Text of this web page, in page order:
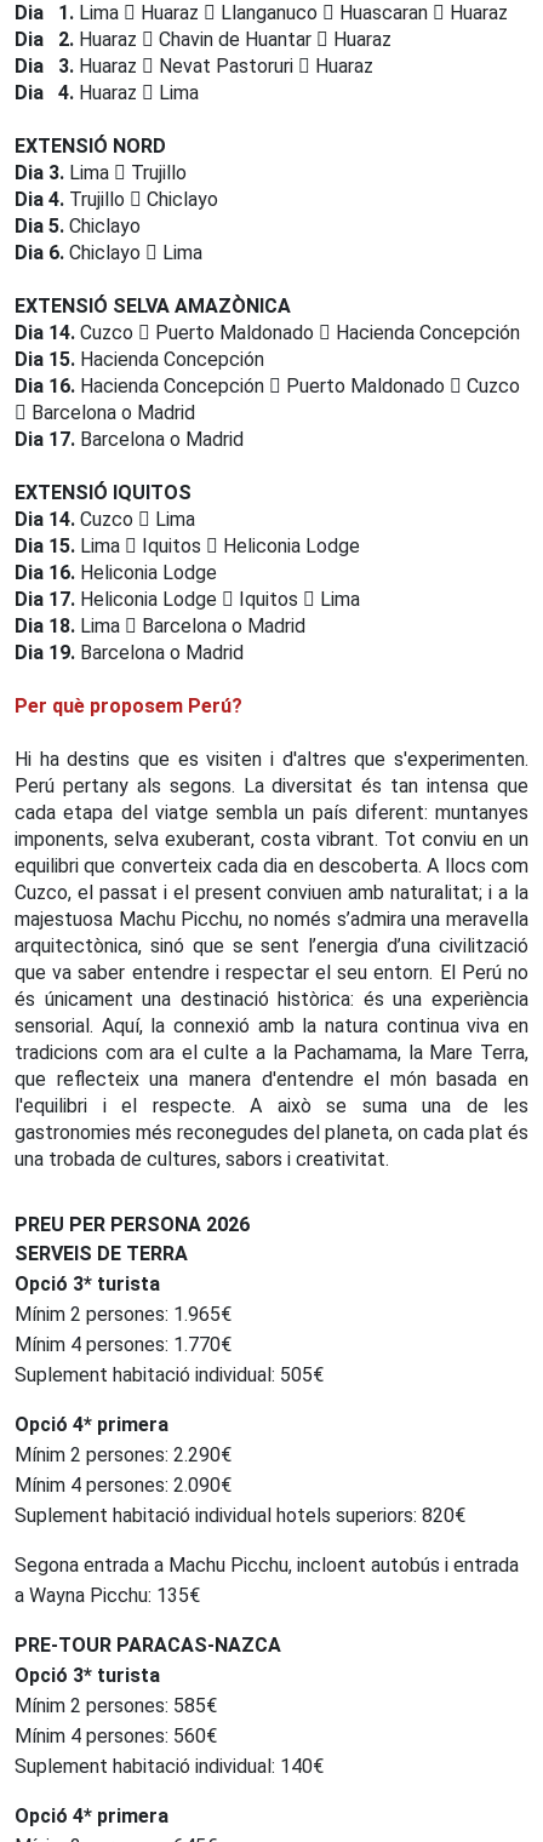
Dia 1. Lima Huaraz Llanganuco Huascaran
Huaraz
Dia 2. Huaraz Chavin de Huantar
Huaraz
Dia 3. Huaraz Nevat Pastoruri
Huaraz
Dia 4. Huaraz Lima
EXTENSIÓ NORD
Dia 3. Lima
Trujillo
Dia 4. Trujillo
Chiclayo
Dia 5. Chiclayo
Dia 6. Chiclayo Lima
EXTENSIÓ SELVA AMAZÒNICA
Dia 14. Cuzco Puerto Maldonado
Hacienda Concepción
Dia 15. Hacienda Concepción
Dia 16. Hacienda Concepción Puerto Maldonado
Cuzco
Barcelona o Madrid
Dia 17. Barcelona o Madrid
EXTENSIÓ IQUITOS
Dia 14. Cuzco
Lima
Dia 15. Lima Iquitos
Heliconia Lodge
Dia 16. Heliconia Lodge
Dia 17. Heliconia Lodge Iquitos
Lima
Dia 18. Lima
Barcelona o Madrid
Dia 19. Barcelona o Madrid
Per què proposem Perú?
Hi ha destins que es visiten i d'altres que s'experimenten.
Perú pertany als segons. La diversitat és tan intensa que
cada etapa del viatge sembla un país diferent: muntanyes
imponents, selva exuberant, costa vibrant. Tot conviu en un
equilibri que converteix cada dia en descoberta. A llocs com
Cuzco, el passat i el present conviuen amb naturalitat; i a la
majestuosa Machu Picchu, no només s’admira una meravella
arquitectònica, sinó que se sent l’energia d’una civilització
que va saber entendre i respectar el seu entorn. El Perú no
és únicament una destinació històrica: és una experiència
sensorial. Aquí, la connexió amb la natura continua viva en
tradicions com ara el culte a la Pachamama, la Mare Terra,
que reflecteix una manera d'entendre el món basada en
l'equilibri i el respecte. A això se suma una de les
gastronomies més reconegudes del planeta, on cada plat és
una trobada de cultures, sabors i creativitat.
PREU PER PERSONA 2026
SERVEIS DE TERRA
Opció 3* turista
Mínim 2 persones: 1.965€
Mínim 4 persones: 1.770€
Suplement habitació individual: 505€
Opció 4* primera
Mínim 2 persones: 2.290€
Mínim 4 persones: 2.090€
Suplement habitació individual hotels superiors: 820€
Segona entrada a Machu Picchu, incloent autobús i entrada
a Wayna Picchu: 135€
PRE-TOUR PARACAS-NAZCA
Opció 3* turista
Mínim 2 persones: 585€
Mínim 4 persones: 560€
Suplement habitació individual: 140€
Opció 4* primera